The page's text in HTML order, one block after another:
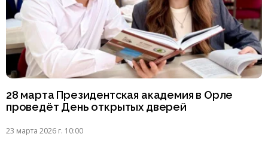
28 марта Президентская академия в Орле
проведёт День открытых дверей
23 марта 2026 г. 10:00